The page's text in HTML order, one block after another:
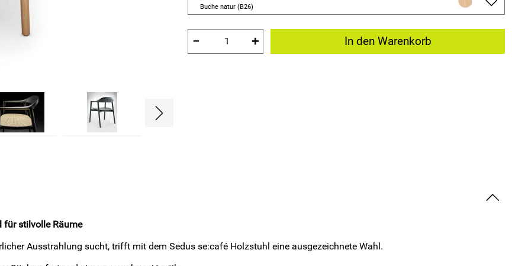
Buche natur (B26)
− + In den Warenkorb
für stilvolle Räume
Ausstrahlung sucht, trifft mit dem Sedus se:café Holzstuhl eine ausgezeichnete Wahl.